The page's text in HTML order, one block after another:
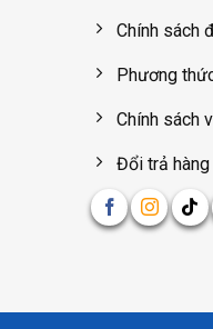
Chính sách
Phương
Chính sách
Đổi trả hàng